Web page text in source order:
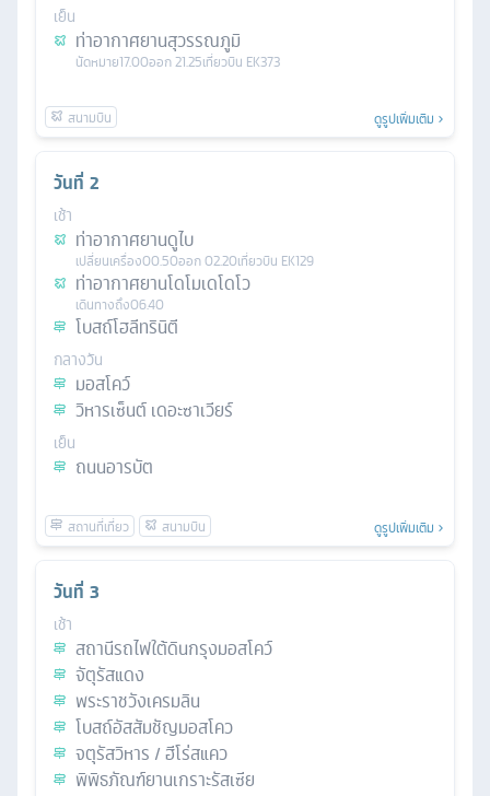
เย็น
ท่าอากาศยานสุวรรณภูมิ
นัดหมาย17.00ออก21.25เที่ยวบิน EK373
ดูรูปเพิ่มเติม
วันที่ 2
เช้า
ท่าอากาศยานดูไบ
เปลี่ยนเครื่อง00.50ออก02.20เที่ยวบิน EK129
ท่าอากาศยานโดโมเดโดโว
เดินทางถึง06.40
โบสถ์โฮลีทรินิตี
กลางวัน
มอสโคว์
วิหารเซ็นต์ เดอะซาเวียร์
เย็น
ถนนอารบัต
ดูรูปเพิ่มเติม
วันที่ 3
เช้า
สถานีรถไฟใต้ดินกรุงมอสโคว์
จัตุรัสแดง
พระราชวังเครมลิน
โบสถ์อัสสัมชัญมอสโคว
จตุรัสวิหาร / ฮีโร่สแคว
พิพิธภัณฑ์ยานเกราะรัสเซีย